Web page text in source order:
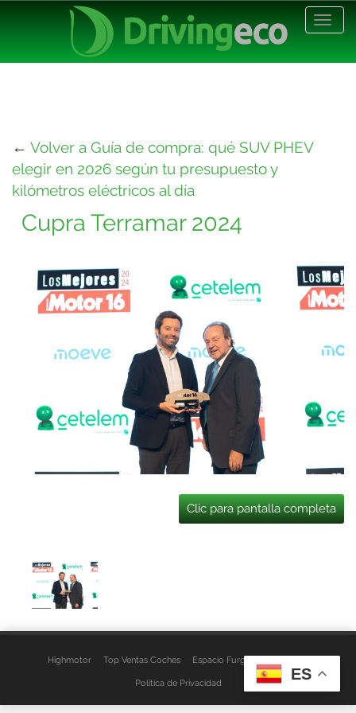
← Volver a Guía de compra: qué SUV PHEV
elegir en 2026 según tu presupuesto y
kilómetros eléctricos al día
Cupra Terramar 2024
Clic para pantalla completa
Highmotor Top Ventas Coches Espacio Furgo Aviso Legal
Política de Privacidad ES